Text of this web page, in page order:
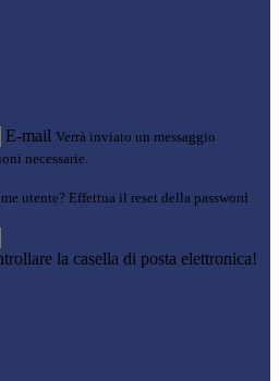
E-mail Verrà inviato un messaggio
necessarie.
utente? Effettua il reset della password
la casella di posta elettronica!